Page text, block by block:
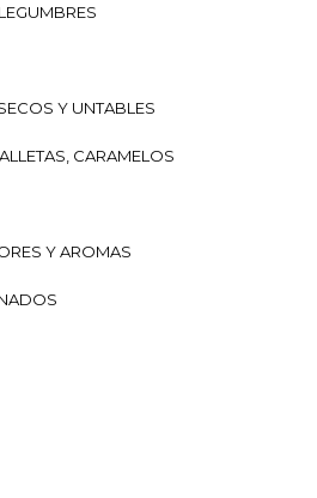
Y UNTABLES
CARAMELOS
Y AROMAS